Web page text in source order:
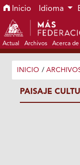
Ir al menú de
Ir al contenido
Ir al pie de página
Inicio Idioma
Actual Archivos Acerca de
INICIO /
PAISAJE